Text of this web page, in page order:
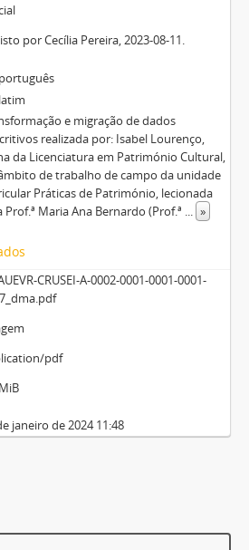
por Cecília Pereira, 2023-08-11.
português
latim
e migração de dados
realizada por: Isabel Lourenço,
da Licenciatura em Património Cultural,
de trabalho de campo da unidade
Práticas de Património, lecionada
Prof.ª Maria Ana Bernardo (Prof.ª ... »
CRUSEI-A-0002-0001-0001-0001-
pdf
janeiro de 2024 11:48